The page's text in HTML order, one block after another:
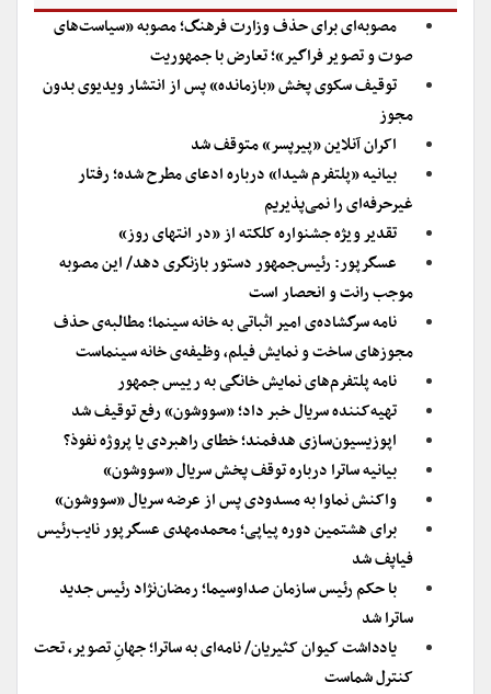
مصوبه‌ای برای حذف وزارت فرهنگ؛ مصوبه «سیاست‌های
صوت و تصویر فراگیر»؛ تعارض با جمهوریت
توقیف سکوی پخش «بازمانده» پس از انتشار ویدیوی بدون
مجوز
اکران آنلاین «پیرپسر» متوقف شد
بیانیه «پلتفرم شیدا» درباره ادعای مطرح شده؛ رفتار
غیرحرفه‌ای را نمی‌پذیریم
تقدیر ویژه جشنواره کلکته از «در انتهای روز»
عسگرپور: رئیس‌جمهور دستور بازنگری دهد/ این مصوبه
موجب رانت و انحصار است
نامه سرگشاده‌ی امیر اثباتی به خانه سینما؛ مطالبه‌ی حذف
مجوزهای ساخت و نمایش فیلم، وظیفه‌ی خانه سینماست
نامه پلتفرم‌های نمایش خانگی به رییس جمهور
تهیه‌کننده سریال خبر داد؛ «سووشون» رفع توقیف شد
اپوزیسیون‌سازی هدفمند؛ خطای راهبردی یا پروژه نفوذ؟
بیانیه ساترا درباره توقف پخش سریال «سووشون»
واکنش نماوا به مسدودی پس از عرضه سریال «سووشون»
برای هشتمین دوره پیاپی؛ محمدمهدی عسگرپور نایب‌رئیس
فیاپف شد
با حکم رئیس سازمان صداوسیما؛ رمضان‌نژاد رئیس جدید
ساترا شد
یادداشت کیوان کثیریان/ نامه‌ای به ساترا؛ جهانِ تصویر، تحت
کنترل شماست